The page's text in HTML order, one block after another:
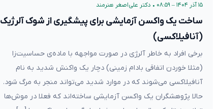
۱۵ آذر ۱۴۰۴ – ۰۸:۵۹ • دکتر علی‌اصغر هنرمند
ساخت یک واکسن آزمایشی برای پیشگیری از شوک آلرژیک
(آنافیلاکسی)
برخی افراد به خاطر آلرژی در صورت مواجهه با ماده‌ی حساسیت‌زا
(مثلا خوردن اتفاقی بادام زمینی) دچار یک واکنش شدید به نام
آنافیلاکسی می‌شوند که در موارد شدید می‌تواند منجر به مرگ شود.
حالا پژوهشگران یک واکسن آزمایشی ساخته‌اند که فعلا در موش‌ها